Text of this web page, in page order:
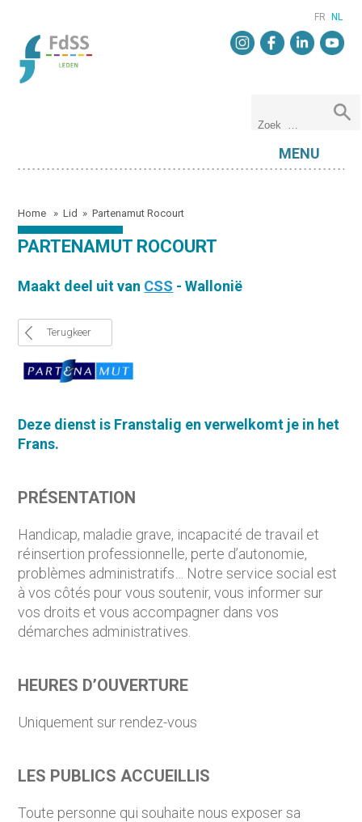
FR NL
MENU
Home »Lid »Partenamut Rocourt
PARTENAMUT ROCOURT
Maakt deel uit van CSS - Wallonië
Terugkeer
Deze dienst is Franstalig enverwelkomt je in het
Frans.
PRÉSENTATION
Handicap, maladie grave, incapacité de travail et
réinsertion professionnelle, perte d’autonomie,
problèmes administratifs… Notre service social est
à vos côtés pour vous soutenir, vous informer sur
vos droits et vous accompagner dans vos
démarches administratives.
HEURES D’OUVERTURE
Uniquement sur rendez-vous
LES PUBLICS ACCUEILLIS
Toute personne qui souhaite nous exposer sa